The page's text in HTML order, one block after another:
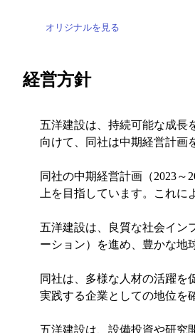
オリジナルを見る
経営方針
五洋建設は、持続可能な成長
向けて、同社は中期経営計画
同社の中期経営計画（2023～
上を目指しています。これに
五洋建設は、良質な社会イン
ーション）を進め、豊かな地
同社は、多様な人材の活躍を
実践する企業としての地位を
五洋建設は、設備投資や研究